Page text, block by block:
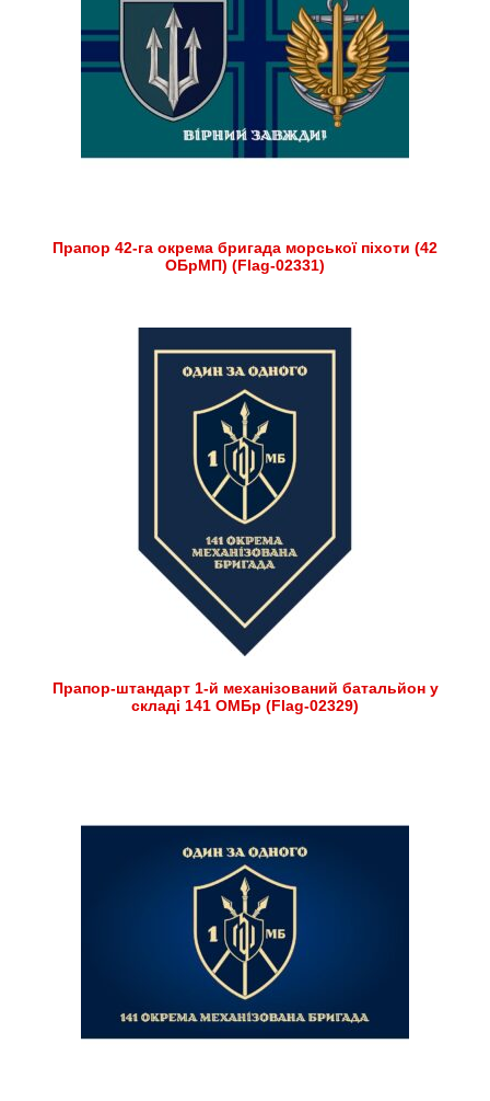
Прапор 42-га окрема бригада морської піхоти (42
ОБрМП) (Flag-02331)
Прапор-штандарт 1-й механізований батальйон у
складі 141 ОМБр (Flag-02329)